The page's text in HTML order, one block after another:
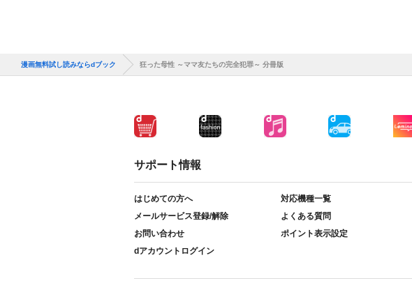
漫画無料試し読みならdブック 狂った母性 ～ママ友たちの完全犯罪～ 分冊版
サポート情報
はじめての方へ
対応機種一覧
メールサービス登録/解除
よくある質問
お問い合わせ
ポイント表示設定
dアカウントログイン